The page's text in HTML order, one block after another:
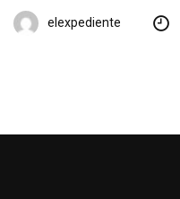
elexpediente